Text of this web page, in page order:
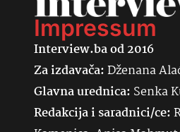
Impressum
Interview.ba od 2016
Za izdavača:Dženana
Glavna urednica: Senka
Redakcija i saradnici/ce: